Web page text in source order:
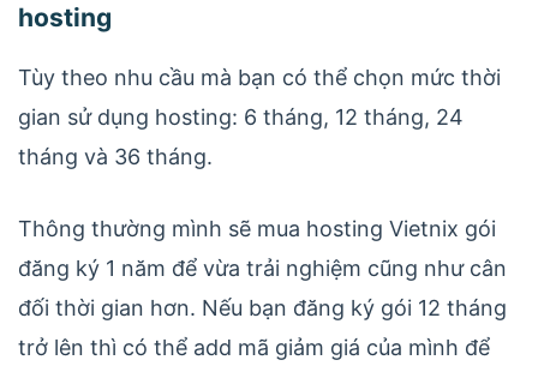
hosting
Tùy theo nhu cầu mà bạn có thể chọn mức thời
gian sử dụng hosting: 6 tháng, 12 tháng, 24
tháng và 36 tháng.
Thông thường mình sẽ mua hosting Vietnix gói
đăng ký 1 năm để vừa trải nghiệm cũng như cân
đối thời gian hơn. Nếu bạn đăng ký gói 12 tháng
trở lên thì có thể add mã giảm giá của mình để